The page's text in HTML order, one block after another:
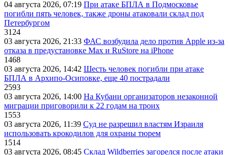
04 августа 2026, 07:19 При атаке БПЛА в Подмосковье
погибли пять человек, также дроны атаковали склад под
Петербургом
3124
03 августа 2026, 21:33 ФАС возбудила дело против Apple из-за
отказа в предустановке Max и RuStore на iPhone
1468
03 августа 2026, 14:42 Шесть человек погибли при атаке
БПЛА в Архипо-Осиповке, еще 40 пострадали
2593
03 августа 2026, 14:00 На Кубани организаторов незаконной
миграции приговорили к 22 годам на троих
1553
03 августа 2026, 11:39 Суд не разрешил властям Израиля
использовать крокодилов для охраны тюрем
1514
03 августа 2026, 08:45 Склад Wildberries загорелся после атаки